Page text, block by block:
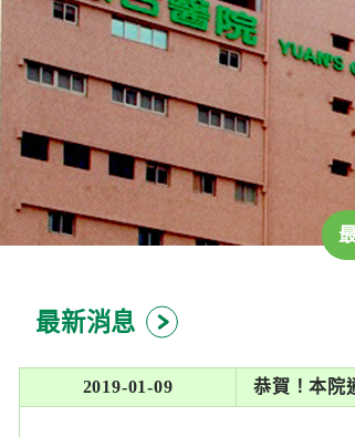
最新消息
2019-01-09 恭賀！本院